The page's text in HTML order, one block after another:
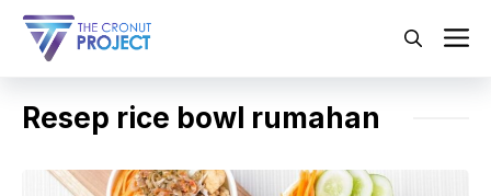
Langsung
Resep rice bowl rumahan